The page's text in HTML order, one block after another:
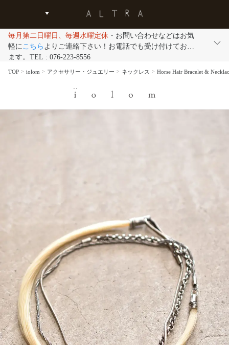
毎月第二日曜日、毎週水曜定休 ・お問い合わせなどはお気
軽にこちら よりご連絡下さい！お電話でも受け付けており
ます。TEL : 076-223-8556
TOP iolom アクセサリー・ジュエリー ネックレス Horse Hair Bracelet &